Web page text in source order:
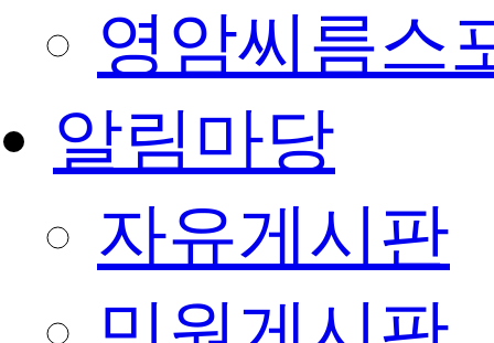
영암씨름스
알림마당
자유게시판